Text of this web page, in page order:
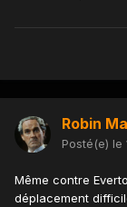
Robin
Posté(e) le
Même contre
déplacement